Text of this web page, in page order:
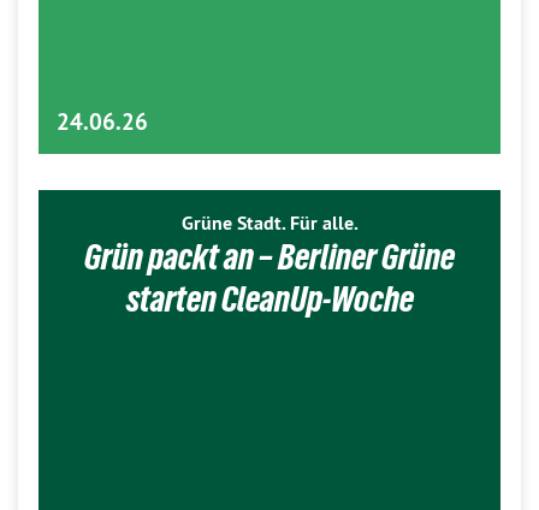
24.06.26
Grüne Stadt. Für alle.
Grün packt an – Berliner Grüne
starten CleanUp-Woche